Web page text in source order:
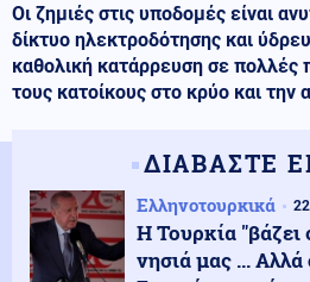
Οι ζημιές στις υποδομές είναι
δίκτυο ηλεκτροδότησης και
καθολική κατάρρευση σε πολλές
τους κατοίκους στο κρύο και την
ΔΙΑΒΑΣΤΕ
Ελληνοτουρκικά
Η Τουρκία "βάζει
νησιά μας ...